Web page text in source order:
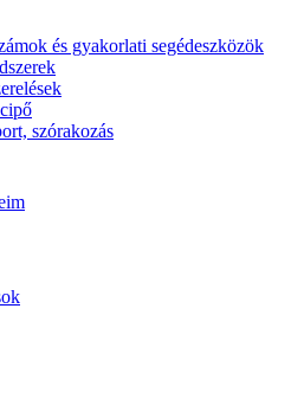
és gyakorlati segédeszközök
szórakozás